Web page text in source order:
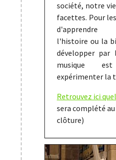
société, notre
facettes. Pour
d'apprendre
l'histoire ou la
développer
musique
expérimenter la
Retrouvez ici
sera complété au
clôture)